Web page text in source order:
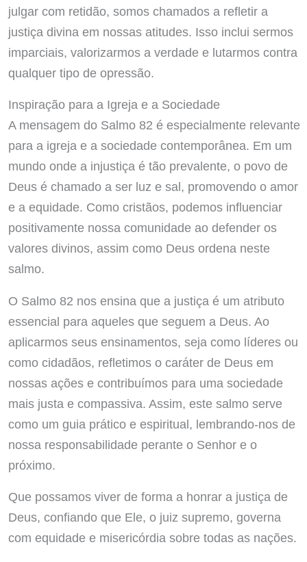
julgar com retidão, somos chamados a refletir a
justiça divina em nossas atitudes. Isso inclui sermos
imparciais, valorizarmos a verdade e lutarmos contra
qualquer tipo de opressão.
Inspiração para a Igreja e a Sociedade
A mensagem do Salmo 82 é especialmente relevante
para a igreja e a sociedade contemporânea. Em um
mundo onde a injustiça é tão prevalente, o povo de
Deus é chamado a ser luz e sal, promovendo o amor
e a equidade. Como cristãos, podemos influenciar
positivamente nossa comunidade ao defender os
valores divinos, assim como Deus ordena neste
salmo.
O Salmo 82 nos ensina que a justiça é um atributo
essencial para aqueles que seguem a Deus. Ao
aplicarmos seus ensinamentos, seja como líderes ou
como cidadãos, refletimos o caráter de Deus em
nossas ações e contribuímos para uma sociedade
mais justa e compassiva. Assim, este salmo serve
como um guia prático e espiritual, lembrando-nos de
nossa responsabilidade perante o Senhor e o
próximo.
Que possamos viver de forma a honrar a justiça de
Deus, confiando que Ele, o juiz supremo, governa
com equidade e misericórdia sobre todas as nações.